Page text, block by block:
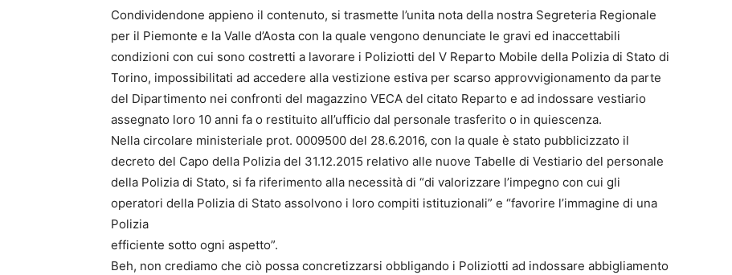
Condividendone appieno il contenuto, si trasmette l’unita nota della nostra Segreteria Regionale
per il Piemonte e la Valle d’Aosta con la quale vengono denunciate le gravi ed inaccettabili
condizioni con cui sono costretti a lavorare i Poliziotti del V Reparto Mobile della Polizia di Stato di
Torino, impossibilitati ad accedere alla vestizione estiva per scarso approvvigionamento da parte
del Dipartimento nei confronti del magazzino VECA del citato Reparto e ad indossare vestiario
assegnato loro 10 anni fa o restituito all’ufficio dal personale trasferito o in quiescenza.
Nella circolare ministeriale prot. 0009500 del 28.6.2016, con la quale è stato pubblicizzato il
decreto del Capo della Polizia del 31.12.2015 relativo alle nuove Tabelle di Vestiario del personale
della Polizia di Stato, si fa riferimento alla necessità di “di valorizzare l’impegno con cui gli
operatori della Polizia di Stato assolvono i loro compiti istituzionali” e “favorire l’immagine di una
Polizia
efficiente sotto ogni aspetto”.
Beh, non crediamo che ciò possa concretizzarsi obbligando i Poliziotti ad indossare abbigliamento